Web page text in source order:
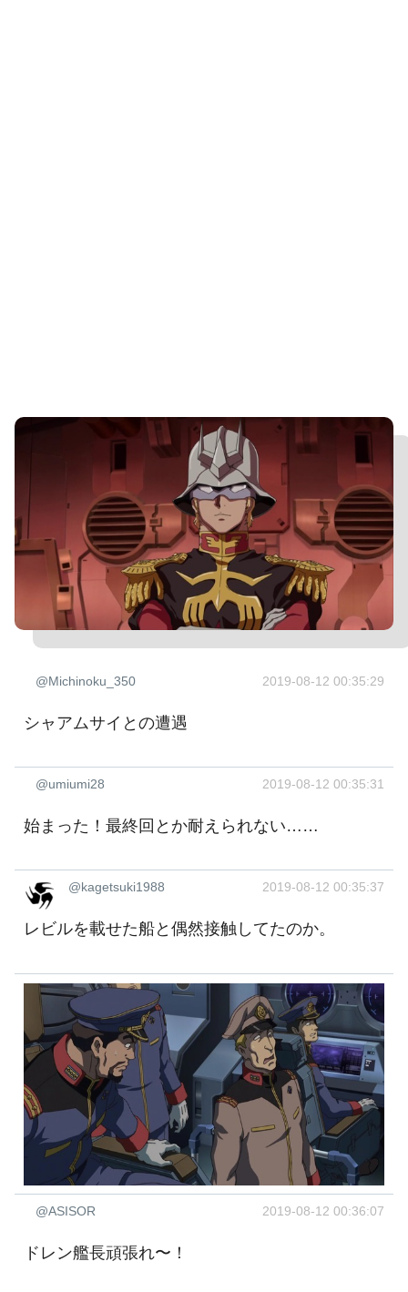
@Michinoku_350 2019-08-12 00:35:29
シャアムサイとの遭遇
@umiumi28 2019-08-12 00:35:31
始まった！最終回とか耐えられない……
@kagetsuki1988 2019-08-12 00:35:37
レビルを載せた船と偶然接触してたのか。
@ASISOR 2019-08-12 00:36:07
ドレン艦長頑張れ〜！